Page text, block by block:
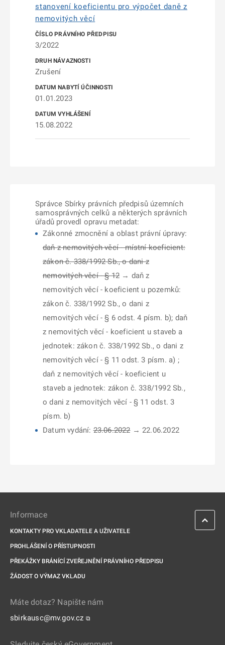
stanovení koeficientu pro výpočet daně z
nemovitých věcí
3/2022
Zrušení
01.01.2023
15.08.2022
Správce Sbírky právních předpisů územních
samosprávných celků a některých správních
úřadů provedl opravu metadat:
Zákonné zmocnění a oblast právní úpravy:
daň z nemovitých věcí - místní koeficient:
zákon č. 338/1992 Sb., o dani z
nemovitých věcí - § 12 → daň z
nemovitých věcí - koeficient u pozemků:
zákon č. 338/1992 Sb., o dani z
nemovitých věcí - § 6 odst. 4 písm. b); daň
z nemovitých věcí - koeficient u staveb a
jednotek: zákon č. 338/1992 Sb., o dani z
nemovitých věcí - § 11 odst. 3 písm. a) ;
daň z nemovitých věcí - koeficient u
staveb a jednotek: zákon č. 338/1992 Sb.,
o dani z nemovitých věcí - § 11 odst. 3
písm. b)
Datum vydání:23.06.2022→ 22.06.2022
Informace
KONTAKTY PRO VKLADATELE A UŽIVATELE
PROHLÁŠENÍ O PŘÍSTUPNOSTI
PŘEKÁŽKY BRÁNÍCÍ ZVEŘEJNĚNÍ PRÁVNÍHO PŘEDPISU
ŽÁDOST O VÝMAZ VKLADU
Máte dotaz? Napište nám
sbirkausc@mv.gov.cz ⧉